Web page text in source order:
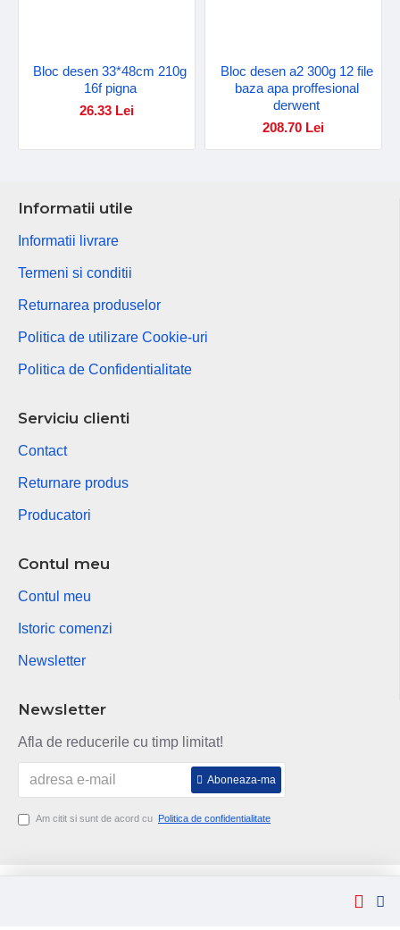
Bloc desen 33*48cm 210g
16f pigna
26.33 Lei
Bloc desen a2 300g 12 file
baza apa proffesional
derwent
208.70 Lei
Informatii utile
Informatii livrare
Termeni si conditii
Returnarea produselor
Politica de utilizare Cookie-uri
Politica de Confidentialitate
Serviciu clienti
Contact
Returnare produs
Producatori
Contul meu
Contul meu
Istoric comenzi
Newsletter
Newsletter
Afla de reducerile cu timp limitat!
Aboneaza-ma
Am citit si sunt de acord cu Politica de confidentialitate